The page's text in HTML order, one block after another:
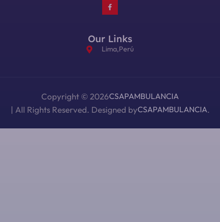
Our Links
Lima,Perú
Copyright © 2026CSAPAMBULANCIA
| All Rights Reserved. Designed byCSAPAMBULANCIA.